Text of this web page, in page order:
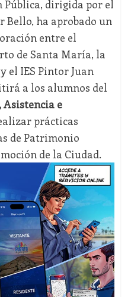
Pública, dirigida por el
Bello, ha aprobado un
entre el
de Santa María, la
el IES Pintor Juan
a los alumnos del
Asistencia e
prácticas
de Patrimonio
de la Ciudad.